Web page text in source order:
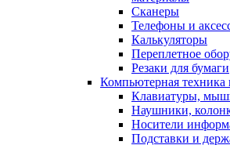
Сканеры
Телефоны и
Калькуляторы
Переплетное
Резаки для бумаги
Компьютерная техника
Клавиатуры,
Наушники,
Носители
Подставки и